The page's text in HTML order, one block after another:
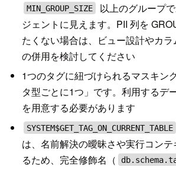
MIN_GROUP_SIZE
以上のグループ
ジェントに見えます。PII 列を
たくない場合は、ビュー設計やカ
の併用を検討してください
1つのタグに紐づけられるマスキン
タ型ごとに1つ」です。利用するデ
を用意する必要があります
SYSTEM$GET_TAG_ON_CURRENT_TABLE
は、名前解決の曖昧さや実行コン
るため、完全修飾名（